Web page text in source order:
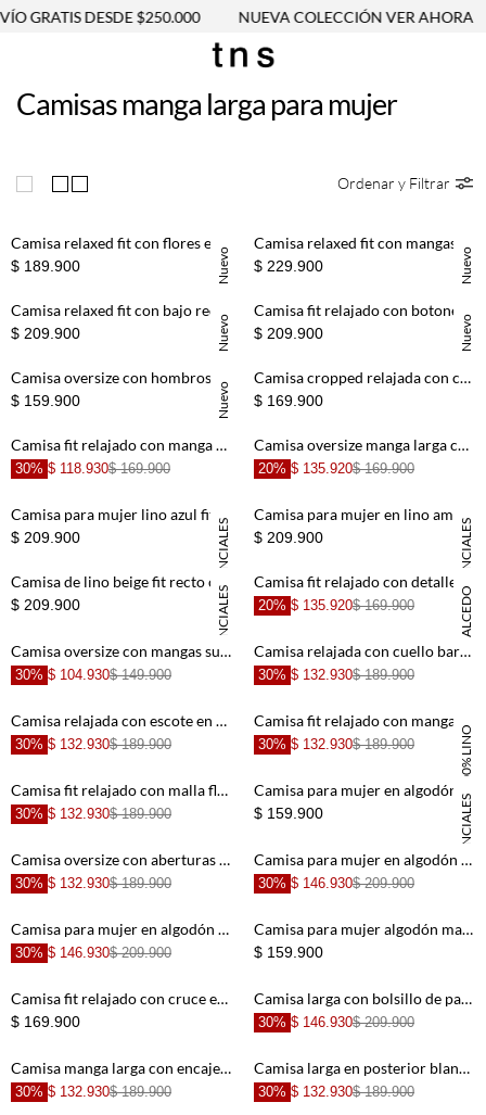
GRATIS DESDE $250.000 NUEVA COLECCIÓN VER AHORA
Camisas manga larga para mujer
Ordenar y Filtrar
Nuevo
+
Camisa relaxed fit con flores en algodón crudo para mujer
$ 189.900 Nuevo
+
Camisa relaxed fit con mangas globo en algodón camel para mujer
$ 229.900
Nuevo
+
Camisa relaxed fit con bajo redondeado y aberturas laterales en lino verde salvia para mujer
$ 209.900 Nuevo
+
Camisa fit relajado con botones tono a tono en lino blanco para mujer
$ 209.900
Nuevo
+
Camisa oversize con hombros caídos en algodón amarillo pastel para mujer
$ 159.900
+
Camisa cropped relajada con cuello XL en algodón blanco para mujer
$ 169.900
+
Camisa fit relajado con manga acampanada en marfil para mujer
30% $ 118.930$ 169.900
+
Camisa oversize manga larga con rayas en azul para mujer
20% $ 135.920$ 169.900
100% LINO
ESENCIALES
+
Camisa para mujer lino azul fit relajado con botones
$ 209.900
100% LINO
ESENCIALES
+
Camisa para mujer en lino amarillo oversize manga larga
$ 209.900
100% LINO
ESENCIALES
+
Camisa de lino beige fit recto con bajo redondeado para mujer
$ 209.900 DANIELA SALCEDO
+
20% $ 135.920$ 169.900
+
Camisa oversize con mangas sueltas en rosa pálido para mujer
30% $ 104.930$ 149.900
+
Camisa relajada con cuello barco de solapa ancha en verde salvia para mujer
30% $ 132.930$ 189.900
+
Camisa relajada con escote en V en blanco para mujer
30% $ 132.930$ 189.900 100% LINO
+
30% $ 132.930$ 189.900
+
Camisa fit relajado con malla floral en poliéster blanco con flores rojas para mujer
30% $ 132.930$ 189.900 ESENCIALES
+
Camisa para mujer en algodón blanco oversize con manga larga
$ 159.900
Camisa oversize con aberturas laterales en algodón beige para mujer
30% $ 132.930$ 189.900
Camisa para mujer en algodón negro lavado relajado con hombros marcados
30% $ 146.930$ 209.900
Camisa para mujer en algodón azul oversize con estampado floral
30% $ 146.930$ 209.900
Camisa para mujer algodón marrón corte holgado con mangas abullonadas
$ 159.900
Camisa fit relajado con cruce envolvente y lazo en azul a rayas para mujer
$ 169.900
Camisa larga con bolsillo de parche crudo para mujer
30% $ 146.930$ 209.900
Camisa manga larga con encajes negra para mujer
30% $ 132.930$ 189.900
Camisa larga en posterior blanca para mujer
30% $ 132.930$ 189.900